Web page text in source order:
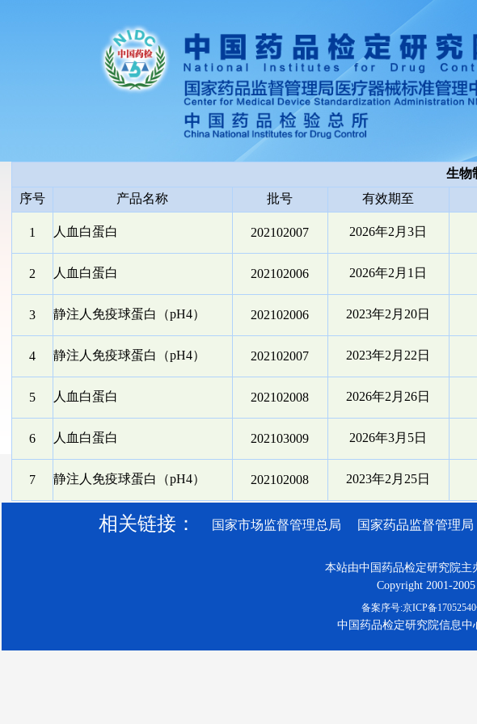
生物
序号
产品名称 批号 有效期至
1 人血白蛋白 202102007 2026年2月3日
2 人血白蛋白 202102006 2026年2月1日
3 静注人免疫球蛋白（pH4） 202102006 2023年2月20日
4 静注人免疫球蛋白（pH4） 202102007 2023年2月22日
5 人血白蛋白 202102008 2026年2月26日
6 人血白蛋白 202103009 2026年3月5日
7 静注人免疫球蛋白（pH4） 202102008 2023年2月25日
相关链接： 国家市场监督管理总局 国家药品监督管理局
本站由中国药品检定研究院
Copyright 2001-
备案序号:京ICP备
中国药品检定研究院信息中